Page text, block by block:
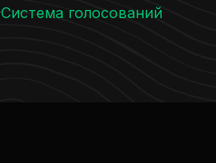
Система голосований